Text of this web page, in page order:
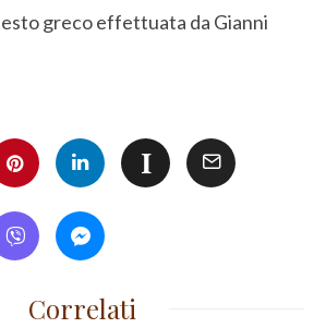
greco effettuata da Gianni
Correlati